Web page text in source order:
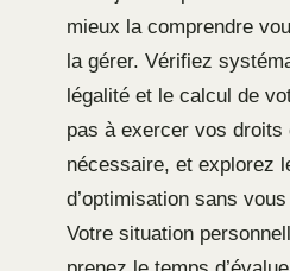
mieux la comprendre
la gérer. Vérifiez
légalité et le calcul de
pas à exercer vos droits
nécessaire, et explorez
d’optimisation sans
Votre situation